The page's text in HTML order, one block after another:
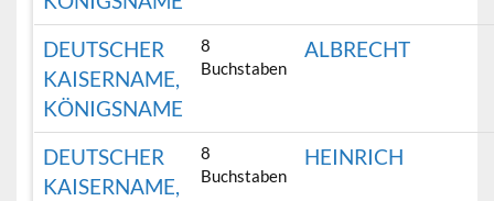
DEUTSCHER
KAISERNAME,
KÖNIGSNAME
8
Buchstaben
ALBRECHT
DEUTSCHER
KAISERNAME,
8
Buchstaben
HEINRICH